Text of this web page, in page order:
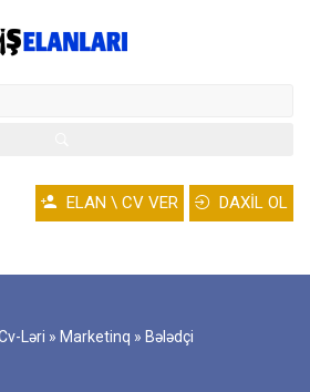
ELAN \ CV VER DAXİL OL
Ləri » Marketinq » Bələdçi